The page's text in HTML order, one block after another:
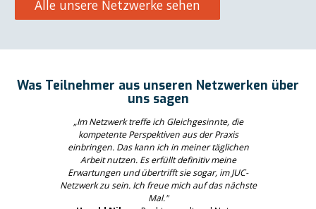
Alle unsere Netzwerke sehen
Was Teilnehmer aus unseren Netzwerken über
uns sagen
„Im Netzwerk treffe ich Gleichgesinnte, die
kompetente Perspektiven aus der Praxis
einbringen. Das kann ich in meiner täglichen
Arbeit nutzen. Es erfüllt definitiv meine
Erwartungen und übertrifft sie sogar, im JUC-
Netzwerk zu sein. Ich freue mich auf das nächste
Mal."